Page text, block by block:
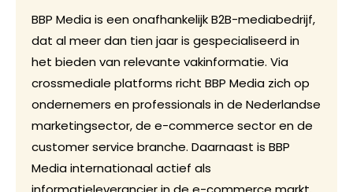
BBP Media is een onafhankelijk B2B-mediabedrijf,
dat al meer dan tien jaar is gespecialiseerd in
het bieden van relevante vakinformatie. Via
crossmediale platforms richt BBP Media zich op
ondernemers en professionals in de Nederlandse
marketingsector, de e-commerce sector en de
customer service branche. Daarnaast is BBP
Media internationaal actief als